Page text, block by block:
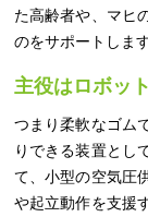
た高齢者や、マヒ
のをサポートします
主役はロボッ
つまり柔軟なゴム
りできる装置とし
て、小型の空気圧
や起立動作を支援